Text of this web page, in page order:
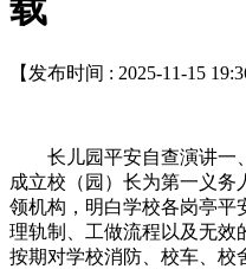
载
【发布时间 : 2025-11-15
长儿园平安自查演讲一、
成立校（园）长为第一义
领机构，明白学校各岗亭平
理轨制、工做流程以及无效
按期对学校消防、校车、校